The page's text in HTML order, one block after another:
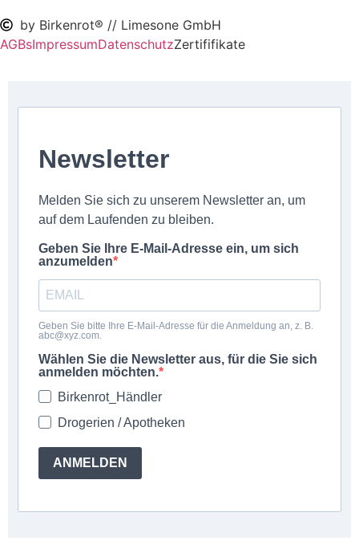
by Birkenrot® // Limesone GmbH
AGBsImpressumDatenschutzZertififikate
Newsletter
Melden Sie sich zu unserem Newsletter an, um
auf dem Laufenden zu bleiben.
Geben Sie Ihre E-Mail-Adresse ein, um sich
anzumelden
Geben Sie bitte Ihre E-Mail-Adresse für die Anmeldung an, z. B.
abc@xyz.com.
Wählen Sie die Newsletter aus, für die Sie sich
anmelden möchten.
Birkenrot_Händler
Drogerien / Apotheken
ANMELDEN